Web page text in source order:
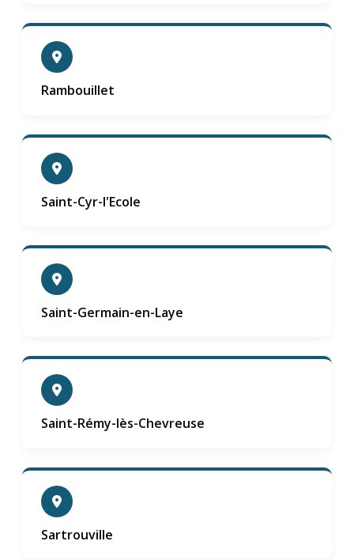
Rambouillet
Saint-Cyr-l'Ecole
Saint-Germain-en-Laye
Saint-Rémy-lès-Chevreuse
Sartrouville